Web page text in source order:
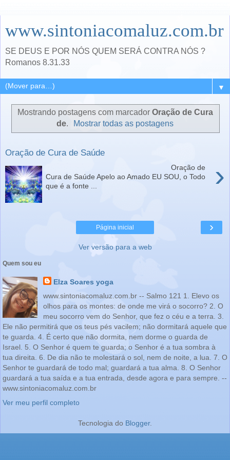
www.sintoniacomaluz.com.br
SE DEUS E POR NÓS QUEM SERÁ CONTRA NÓS ?
Romanos 8.31.33
▼
Mostrando postagens com marcador Oração de Cura
de. Mostrar todas as postagens
Oração de Cura de Saúde
›
Oração de
Cura de Saúde Apelo ao Amado EU SOU, o Todo
que é a fonte ...
›
Página inicial
Ver versão para a web
Quem sou eu
Elza Soares yoga
www.sintoniacomaluz.com.br -- Salmo 121 1. Elevo os
olhos para os montes: de onde me virá o socorro? 2. O
meu socorro vem do Senhor, que fez o céu e a terra. 3.
Ele não permitirá que os teus pés vacilem; não dormitará aquele que
te guarda. 4. É certo que não dormita, nem dorme o guarda de
Israel. 5. O Senhor é quem te guarda; o Senhor é a tua sombra à
tua direita. 6. De dia não te molestará o sol, nem de noite, a lua. 7. O
Senhor te guardará de todo mal; guardará a tua alma. 8. O Senhor
guardará a tua saída e a tua entrada, desde agora e para sempre. --
www.sintoniacomaluz.com.br
Ver meu perfil completo
Tecnologia do Blogger.